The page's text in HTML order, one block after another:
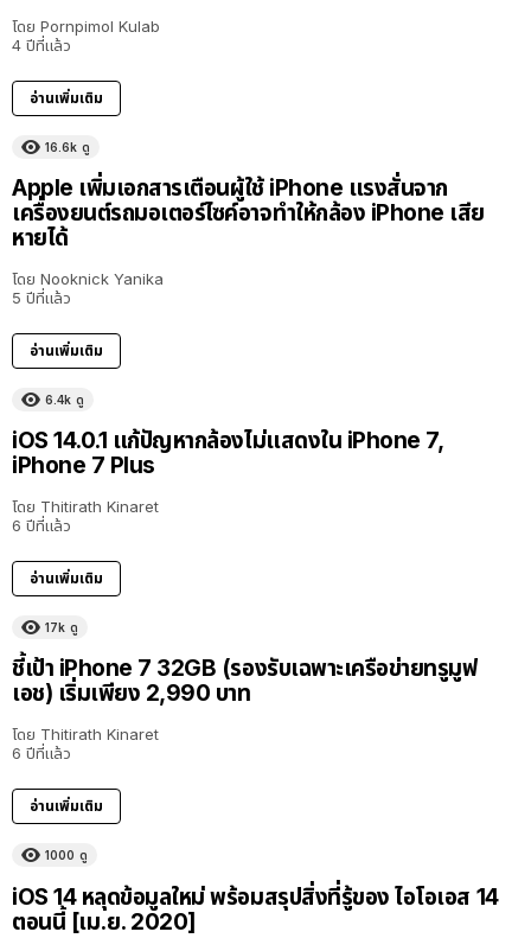
โดย Pornpimol Kulab
4 ปีที่แล้ว
อ่านเพิ่มเติม
16.6k ดู
Apple เพิ่มเอกสารเตือนผู้ใช้ iPhone แรงสั่นจาก
เครื่องยนต์รถมอเตอร์ไซค์อาจทำให้กล้อง iPhone เสีย
หายได้
โดย Nooknick Yanika
5 ปีที่แล้ว
อ่านเพิ่มเติม
6.4k ดู
iOS 14.0.1 แก้ปัญหากล้องไม่แสดงใน iPhone 7,
iPhone 7 Plus
โดย Thitirath Kinaret
6 ปีที่แล้ว
อ่านเพิ่มเติม
17k ดู
ชี้เป้า iPhone 7 32GB (รองรับเฉพาะเครือข่ายทรูมูฟ
เอช) เริ่มเพียง 2,990 บาท
โดย Thitirath Kinaret
6 ปีที่แล้ว
อ่านเพิ่มเติม
1000 ดู
iOS 14 หลุดข้อมูลใหม่ พร้อมสรุปสิ่งที่รู้ของ ไอโอเอส 14
ตอนนี้ [เม.ย. 2020]